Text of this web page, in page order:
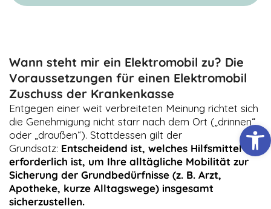
Wann steht mir ein Elektromobil zu? Die
Voraussetzungen für einen Elektromobil
Zuschuss der Krankenkasse
Entgegen einer weit verbreiteten Meinung richtet sich
die Genehmigung nicht starr nach dem Ort („drinnen“
oder „draußen“). Stattdessen gilt der
Grundsatz: Entscheidend ist, welches Hilfsmittel
erforderlich ist, um Ihre alltägliche Mobilität zur
Sicherung der Grundbedürfnisse (z. B. Arzt,
Apotheke, kurze Alltagswege) insgesamt
sicherzustellen.